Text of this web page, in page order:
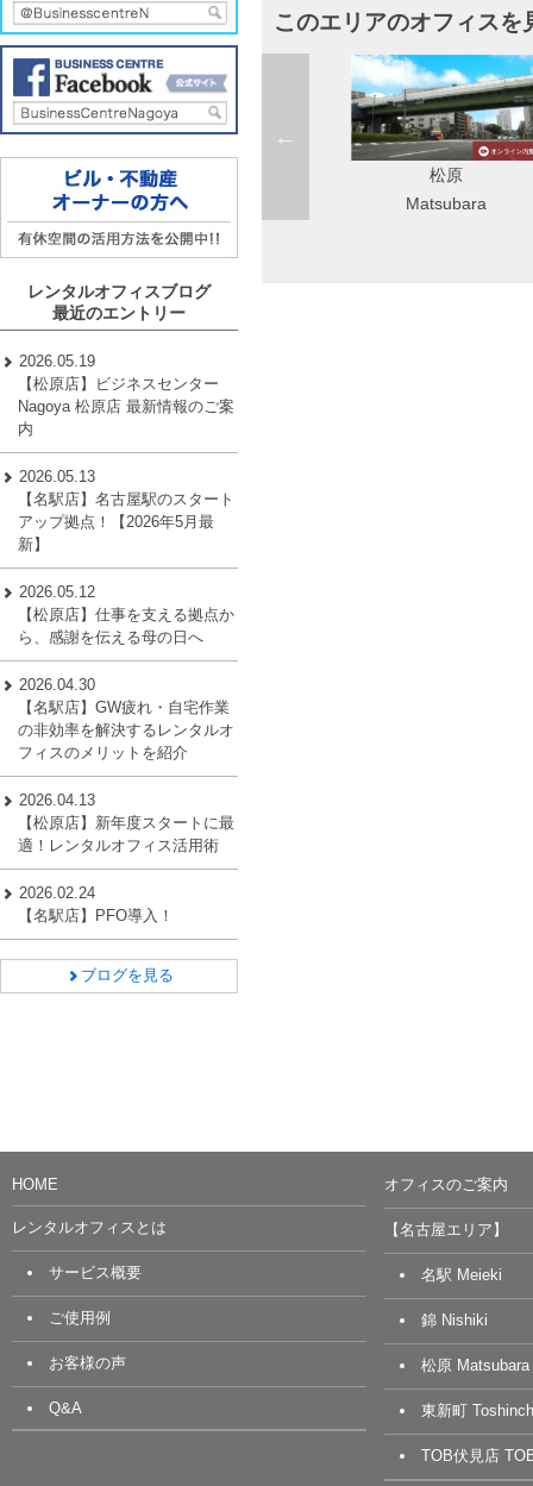
このエリアのオフィスを
Startup Side Nagoya（旧錦
Nishiki
松原
Matsubara
レンタルオフィスブログ
最近のエントリー
2026.05.19
【松原店】ビジネスセンター
Nagoya 松原店 最新情報のご案
内
2026.05.13
【名駅店】名古屋駅のスタート
アップ拠点！【2026年5月最
新】
2026.05.12
【松原店】仕事を支える拠点か
ら、感謝を伝える母の日へ
2026.04.30
【名駅店】GW疲れ・自宅作業
の非効率を解決するレンタルオ
フィスのメリットを紹介
2026.04.13
【松原店】新年度スタートに最
適！レンタルオフィス活用術
2026.02.24
【名駅店】PFO導入！
ブログを見る
HOME
レンタルオフィスとは
サービス概要
ご使用例
お客様の声
Q&A
オフィスのご案内
【名古屋エリア】
名駅 Meieki
錦 Nishiki
松原 Matsubara
東新町
TOB伏見店